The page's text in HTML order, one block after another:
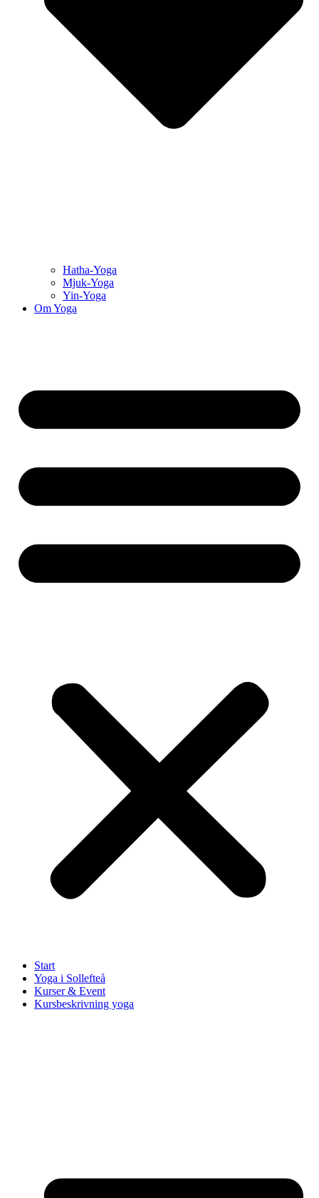
Hatha-Yoga
Mjuk-Yoga
Yin-Yoga
Om Yoga
Start
Yoga i Sollefteå
Kurser & Event
Kursbeskrivning yoga